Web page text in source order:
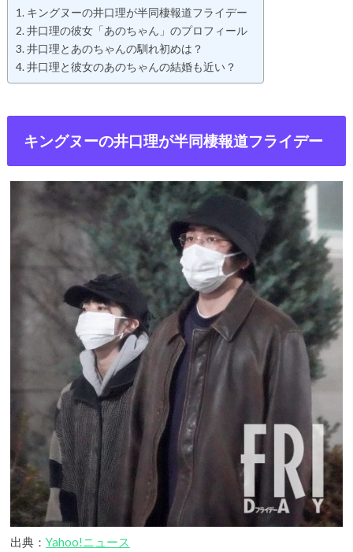
キングヌーの井口理が半同棲報道フライデー
井口理の彼女「あのちゃん」のプロフィール
井口理とあのちゃんの馴れ初めは？
井口理と彼女のあのちゃんの結婚も近い？
キングヌーの井口理が半同棲報道フライデー
出典： Yahoo!ニュース